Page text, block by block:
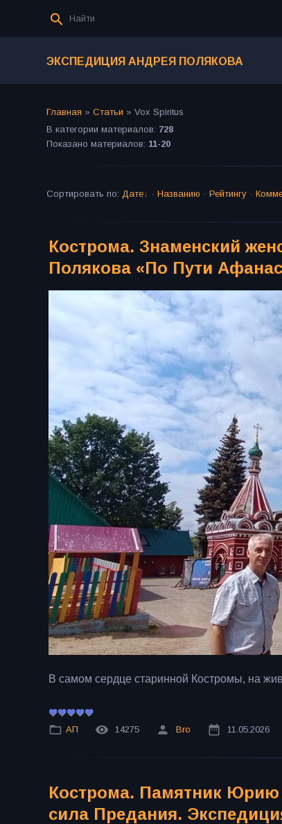
ЭКСПЕДИЦИЯ АНДРЕЯ ПОЛЯКОВА
Главная » Статьи » Vox Spiritus
В категории материалов: 728
Показано материалов: 11-20
Сортировать по: Дате · Названию · Рейтингу ·
Кострома. Знаменский
Полякова «По Пути
В самом сердце старинной Костромы, на
АП 14275 Bro 11.05.2026
Кострома. Памятник Юрию
сила Предания.